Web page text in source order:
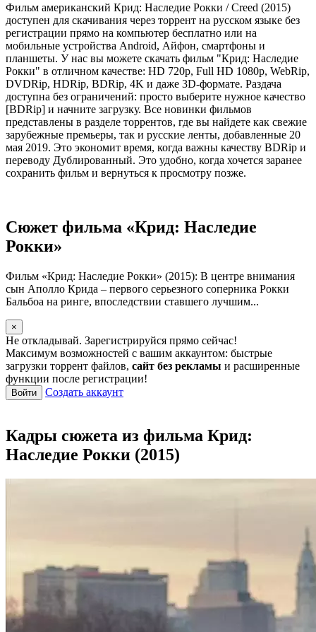
Фильм американский Крид: Наследие Рокки / Creed (2015)
доступен для скачивания через торрент на русском языке без
регистрации прямо на компьютер бесплатно или на
мобильные устройства Android, Айфон, смартфоны и
планшеты. У нас вы можете скачать фильм "Крид: Наследие
Рокки" в отличном качестве: HD 720p, Full HD 1080p, WebRip,
DVDRip, HDRip, BDRip, 4K и даже 3D-формате. Раздача
доступна без ограничений: просто выберите нужное качество
[BDRip] и начните загрузку. Все новинки фильмов
представлены в разделе торрентов, где вы найдете как свежие
зарубежные премьеры, так и русские ленты, добавленные 20
мая 2019. Это экономит время, когда важны качеству BDRip и
переводу Дублированный. Это удобно, когда хочется заранее
сохранить фильм и вернуться к просмотру позже.
Сюжет фильма «Крид: Наследие
Рокки»
Фильм «Крид: Наследие Рокки» (2015): В центре внимания
сын Аполло Крида – первого серьезного соперника Рокки
Бальбоа на ринге, впоследствии ставшего лучшим...
×
Не откладывай. Зарегистрируйся прямо сейчас!
Максимум возможностей с вашим аккаунтом: быстрые
загрузки торрент файлов, сайт без рекламы и расширенные
функции после регистрации!
Войти Создать аккаунт
Кадры сюжета из фильма Крид:
Наследие Рокки (2015)